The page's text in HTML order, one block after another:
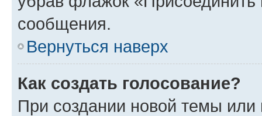
сообщения.
Вернуться наверх
Как создать голосование?
При создании новой темы или